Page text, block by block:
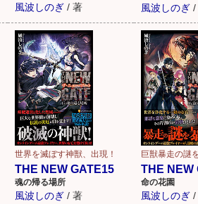
風波しのぎ / 著 風波しのぎ /
世界を滅ぼす神獣、出現！
THE NEW GATE15
魂の帰る場所
風波しのぎ / 著
巨獣暴走の謎
THE NEW
命の花園
風波しのぎ /